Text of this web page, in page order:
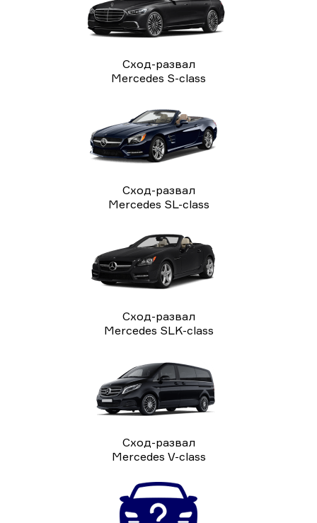
Сход-развал
Mercedes S-class
Сход-развал
Mercedes SL-class
Сход-развал
Mercedes SLK-class
Сход-развал
Mercedes V-class